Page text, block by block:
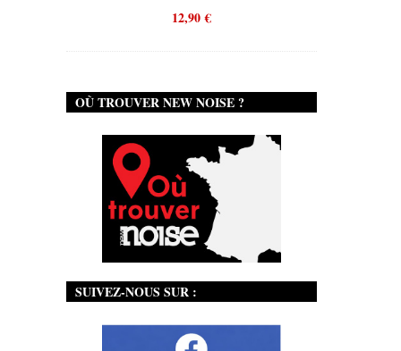
12,90€
OÙ TROUVER NEW NOISE ?
SUIVEZ-NOUS SUR :